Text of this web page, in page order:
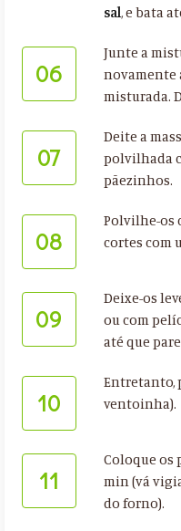
sal, e bata
06
Junte a
novamente
misturada.
07
Deite a
polvilhada
pãezinhos.
08
Polvilhe-os
cortes com
09
Deixe-os
ou com
até que
10
Entretanto,
ventoinha).
11
Coloque os
min (vá
do forno).